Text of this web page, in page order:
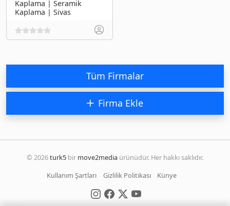
Kaplama | Seramik
Kaplama | Sivas
Tüm Firmalar
Firma Ekle
© 2026turk5 bir move2media ürünüdür. Her hakkı saklıdır.
Kullanım Şartları
Gizlilik Politikası Künye